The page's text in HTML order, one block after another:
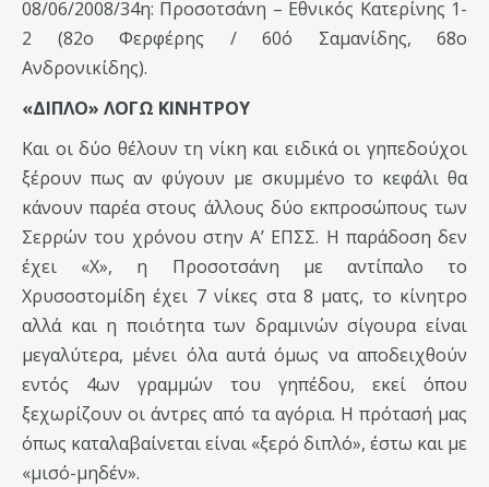
08/06/2008/34η: Προσοτσάνη – Εθνικός Κατερίνης 1-
2 (82ο Φερφέρης / 60ό Σαμανίδης, 68ο
Ανδρονικίδης).
«ΔΙΠΛΟ» ΛΟΓΩ ΚΙΝΗΤΡΟΥ
Και οι δύο θέλουν τη νίκη και ειδικά οι γηπεδούχοι
ξέρουν πως αν φύγουν με σκυμμένο το κεφάλι θα
κάνουν παρέα στους άλλους δύο εκπροσώπους των
Σερρών του χρόνου στην Α’ ΕΠΣΣ. Η παράδοση δεν
έχει «Χ», η Προσοτσάνη με αντίπαλο το
Χρυσοστομίδη έχει 7 νίκες στα 8 ματς, το κίνητρο
αλλά και η ποιότητα των δραμινών σίγουρα είναι
μεγαλύτερα, μένει όλα αυτά όμως να αποδειχθούν
εντός 4ων γραμμών του γηπέδου, εκεί όπου
ξεχωρίζουν οι άντρες από τα αγόρια. Η πρότασή μας
όπως καταλαβαίνεται είναι «ξερό διπλό», έστω και με
«μισό-μηδέν».